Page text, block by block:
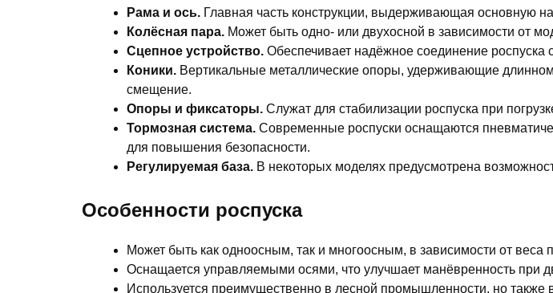
Рама и ось. Главная часть конструкции, выдерживающая основную
Колёсная пара. Может быть одно- или двухосной в зависимости от
Сцепное устройство. Обеспечивает надёжное соединение роспуска
Коники. Вертикальные металлические опоры, удерживающие
смещение.
Опоры и фиксаторы. Служат для стабилизации роспуска при
Тормозная система. Современные роспуски оснащаются
для повышения безопасности.
Регулируемая база. В некоторых моделях предусмотрена
Особенности роспуска
Может быть как одноосным, так и многоосным, в зависимости от веса
Оснащается управляемыми осями, что улучшает манёвренность при
Используется преимущественно в лесной промышленности, но также